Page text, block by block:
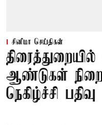
சினிமா செய்திகள்
ஆண்டுகள்
நெகிழ்ச்சி பதிவு